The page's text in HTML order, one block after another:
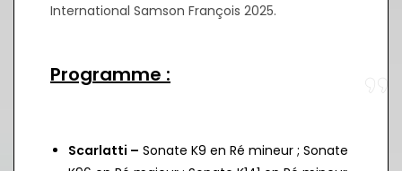
International Samson François 2025.
Programme :
Scarlatti – Sonate K9 en Ré mineur ; Sonate